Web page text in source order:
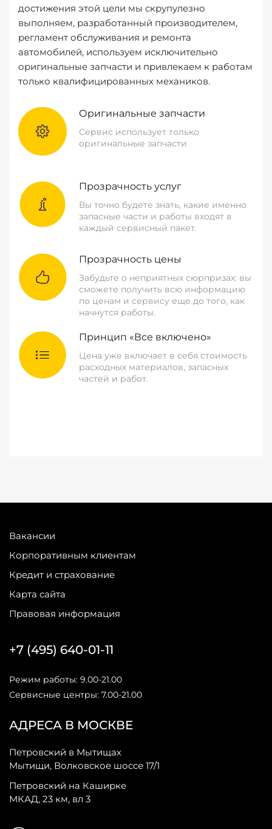
достижения этой цели мы скрупулезно
выполняем, разработанный производителем,
регламент обслуживания и ремонта
автомобилей, используем исключительно
оригинальные запчасти и привлекаем к работам
только квалифицированных механиков.
Оригинальные запчасти
Сервис использует только
оригинальные запчасти
Прозрачность услуг
Вы точно будете знать, какие именно
запасные части и работы входят в
каждый сервисный пакет.
Прозрачность цены
Забудьте о неприятных сюрпризах: вы
сможете получить всю информацию
по ценам и сервису еще до того, как
начнутся работы.
Принцип «Все включено»
Цена уже включает в себя стоимость
расходных материалов, запасных
частей и работ.
Вакансии
Корпоративным клиентам
Кредит и страхование
Карта сайта
Правовая информация
АДРЕСА В МОСКВЕ
Петровский в Мытищах
Мытищи, Волковское шоссе 17/1
Петровский на Каширке
МКАД, 23 км, вл 3
+7 (495) 640-01-11
Режим работы: 9.00-21.00
Сервисные центры: 7.00-21.00